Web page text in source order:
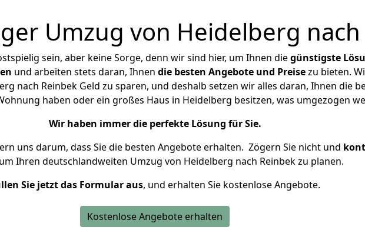
Umzug von Heidelberg
sein, aber keine Sorge, denn wir sind hier, um Ihnen diegünstigste
und arbeiten stets daran, Ihnen die besten Angebote und Preisezu bieten.
nach Reinbek Geld zu sparen, und deshalb setzen wir alles daran, Ihnen die
haben oder ein großes Haus in Heidelberg besitzen, was umgezogen
Wir haben immer die perfekte Lösung für Sie.
uns darum, dass Sie die besten Angebote erhalten. Zögern Sie nicht und
Ihren deutschlandweiten Umzug von Heidelberg nach Reinbek zu planen.
Sie jetzt das Formular aus, und erhalten Sie kostenlose Angebote.
Kostenlose Angebote erhalten